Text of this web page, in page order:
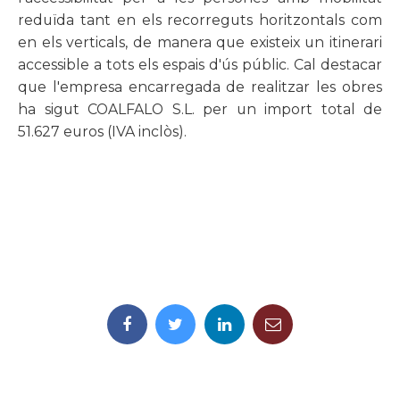
reduïda tant en els recorreguts horitzontals com
en els verticals, de manera que existeix un itinerari
accessible a tots els espais d'ús públic. Cal destacar
que l'empresa encarregada de realitzar les obres
ha sigut COALFALO S.L. per un import total de
51.627 euros (IVA inclòs).